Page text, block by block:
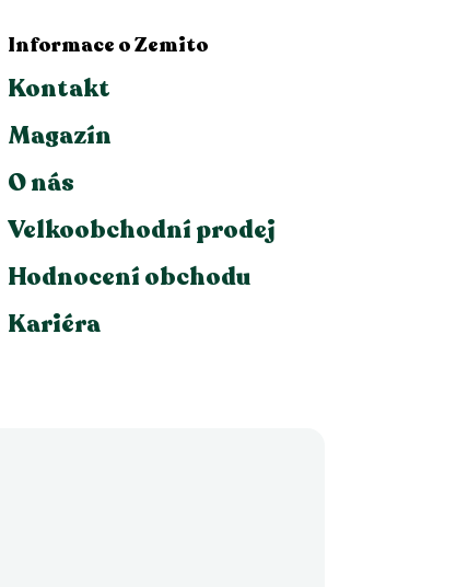
Informace o Zemito
Kontakt
Magazín
O nás
Velkoobchodní prodej
Hodnocení obchodu
Kariéra